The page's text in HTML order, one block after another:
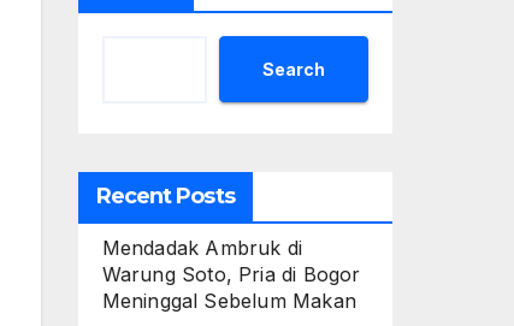
Search
Recent Posts
Mendadak Ambruk di
Warung Soto, Pria di Bogor
Meninggal Sebelum Makan